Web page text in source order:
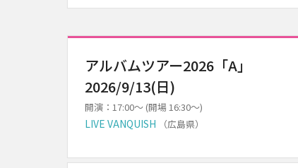
アルバムツアー2026「A」
2026/9/13(日)
開演：17:00～ (開場 16:30～)
LIVE VANQUISH （広島県）